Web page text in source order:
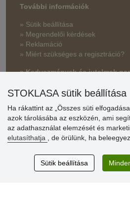
További információk
» Sütik beállítása
» Megrendelői kérdések
» Reklamáció
» Miért szükséges a regisztráció?
» Kedvezmények és jutalmak
Vásárlók
Excellent service
STOKLASA sütik beállítása
Ha rákattint az „Összes süti
azok tárolásába az eszközén, ami
az adathasználat elemzését és
elutasíthatja
, de örülünk, ha
Sütik beállítása